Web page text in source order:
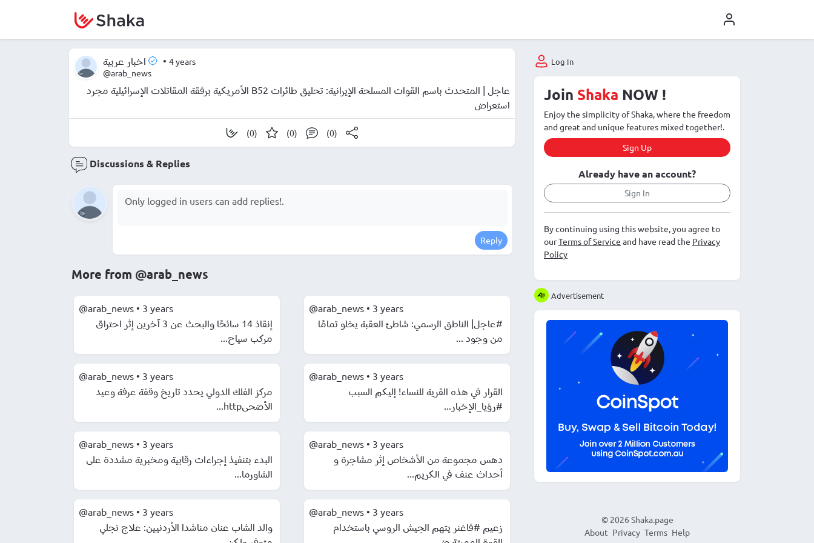
اخبار عربية • 4 years
@arab_news
عاجل | المتحدث باسم القوات المسلحة الإيرانية: تحليق طائرات B52 الأمريكية برفقة المقاتلات الإسرائيلية مجرد
استعراض
(0) (0) (0)
Discussions & Replies
Reply
More from @arab_news
@arab_news • 3 years
إنقاذ 14 سائحًا والبحث عن 3 آخرين إثر احتراق
مركب سياح...
@arab_news • 3 years
#عاجل| الناطق الرسمي: شاطئ العقبة يخلو تمامًا
من وجود ...
@arab_news • 3 years
مركز الفلك الدولي يحدد تاريخ وقفة عرفة وعيد
الأضحىhttp...
@arab_news • 3 years
القرار في هذه القرية للنساء! إليكم السبب
#رؤيا_الإخبار...
@arab_news • 3 years
البدء بتنفيذ إجراءات رقابية ومخبرية مشددة على
الشاورما...
@arab_news • 3 years
دهس مجموعة من الأشخاص إثر مشاجرة و
أحداث عنف في الكريم...
@arab_news • 3 years
والد الشاب عنان مناشدا الأردنيين: علاج نجلي
@arab_news • 3 years
زعيم #فاغنر يتهم الجيش الروسي باستخدام
Log In
Join Shaka NOW !
Enjoy the simplicity of Shaka, where the freedom
and great and unique features mixed together!.
Sign Up
Already have an account?
Sign In
By continuing using this website, you agree to
ourTerms of Service and have read the Privacy
Policy
Advertisement
© 2026 Shaka.page
About Privacy Terms Help